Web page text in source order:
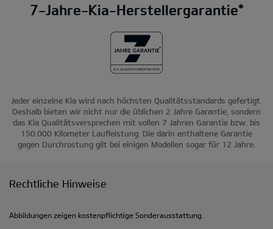
7-Jahre-Kia-Herstellergarantie*
Jeder einzelne Kia wird nach höchsten Qualitätsstandards gefertigt.
Deshalb bieten wir nicht nur die üblichen 2 Jahre Garantie, sondern
das Kia Qualitätsversprechen mit vollen 7 Jahren Garantie bzw. bis
150.000 Kilometer Laufleistung. Die darin enthaltene Garantie
gegen Durchrostung gilt bei einigen Modellen sogar für 12 Jahre.
Rechtliche Hinweise
Abbildungen zeigen kostenpflichtige Sonderausstattung.